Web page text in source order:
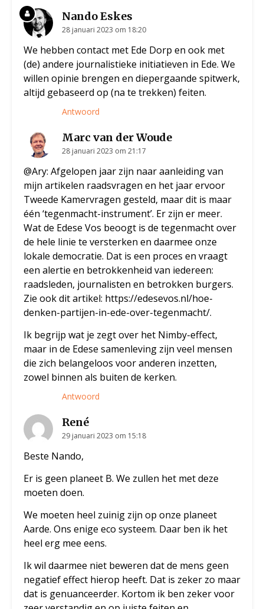
Nando Eskes
28 januari 2023 om 18:20
We hebben contact met Ede Dorp en ook met
(de) andere journalistieke initiatieven in Ede. We
willen opinie brengen en diepergaande spitwerk,
altijd gebaseerd op (na te trekken) feiten.
Antwoord
Marc van der Woude
28 januari 2023 om 21:17
@Ary: Afgelopen jaar zijn naar aanleiding van
mijn artikelen raadsvragen en het jaar ervoor
Tweede Kamervragen gesteld, maar dit is maar
één ‘tegenmacht-instrument’. Er zijn er meer.
Wat de Edese Vos beoogt is de tegenmacht over
de hele linie te versterken en daarmee onze
lokale democratie. Dat is een proces en vraagt
een alertie en betrokkenheid van iedereen:
raadsleden, journalisten en betrokken burgers.
Zie ook dit artikel: https://edesevos.nl/hoe-
denken-partijen-in-ede-over-tegenmacht/.
Ik begrijp wat je zegt over het Nimby-effect,
maar in de Edese samenleving zijn veel mensen
die zich belangeloos voor anderen inzetten,
zowel binnen als buiten de kerken.
Antwoord
René
29 januari 2023 om 15:18
Beste Nando,
Er is geen planeet B. We zullen het met deze
moeten doen.
We moeten heel zuinig zijn op onze planeet
Aarde. Ons enige eco systeem. Daar ben ik het
heel erg mee eens.
Ik wil daarmee niet beweren dat de mens geen
negatief effect hierop heeft. Dat is zeker zo maar
dat is genuanceerder. Kortom ik ben zeker voor